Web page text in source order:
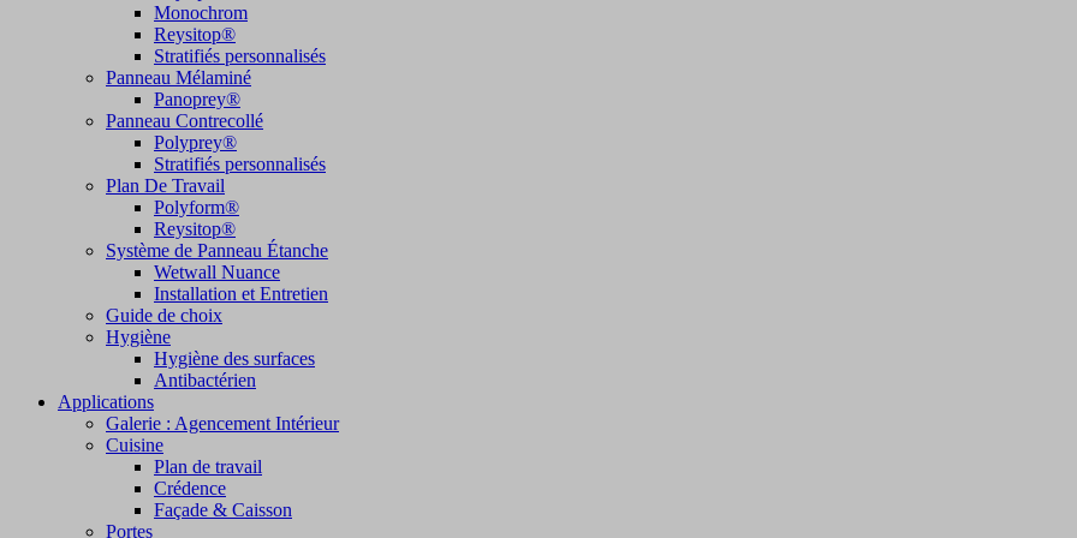
Monochrom
Reysitop®
Stratifiés personnalisés
Panneau Mélaminé
Panoprey®
Panneau Contrecollé
Polyprey®
Stratifiés personnalisés
Plan De Travail
Polyform®
Reysitop®
Système de Panneau Étanche
Wetwall Nuance
Installation et Entretien
Guide de choix
Hygiène
Hygiène des surfaces
Antibactérien
Applications
Galerie : Agencement Intérieur
Cuisine
Plan de travail
Crédence
Façade & Caisson
Portes